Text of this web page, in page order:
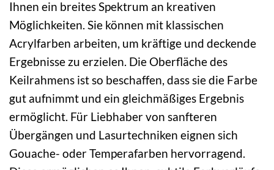
Ihnen ein breites Spektrum an kreativen
Möglichkeiten. Sie können mit klassischen
Acrylfarben arbeiten, um kräftige und deckende
Ergebnisse zu erzielen. Die Oberfläche des
Keilrahmens ist so beschaffen, dass sie die Farbe
gut aufnimmt und ein gleichmäßiges Ergebnis
ermöglicht. Für Liebhaber von sanfteren
Übergängen und Lasurtechniken eignen sich
Gouache- oder Temperafarben hervorragend.